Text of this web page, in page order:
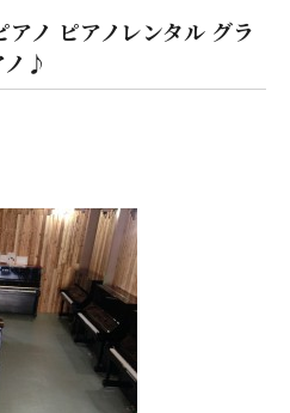
ノ ピアノレンタル グラ
ノ♪